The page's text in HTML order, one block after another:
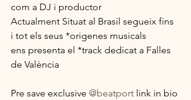
com a DJ i productor
Actualment Situat al Brasil segueix fins
i tot els seus *origenes musicals
ens presenta el *track dedicat a Falles
de València
Pre save exclusive @beatport link in bio